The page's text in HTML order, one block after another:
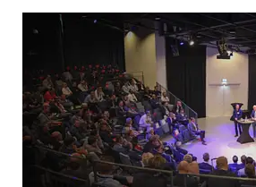
VOOR WIE
Armaturen
Projecten
INFO